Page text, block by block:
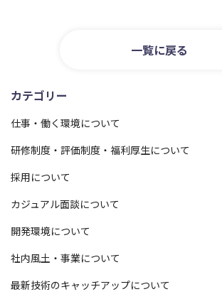
一覧に戻る
カテゴリー
仕事・働く環境について
研修制度・評価制度・福利厚生について
採用について
カジュアル面談について
開発環境について
社内風土・事業について
最新技術のキャッチアップについて